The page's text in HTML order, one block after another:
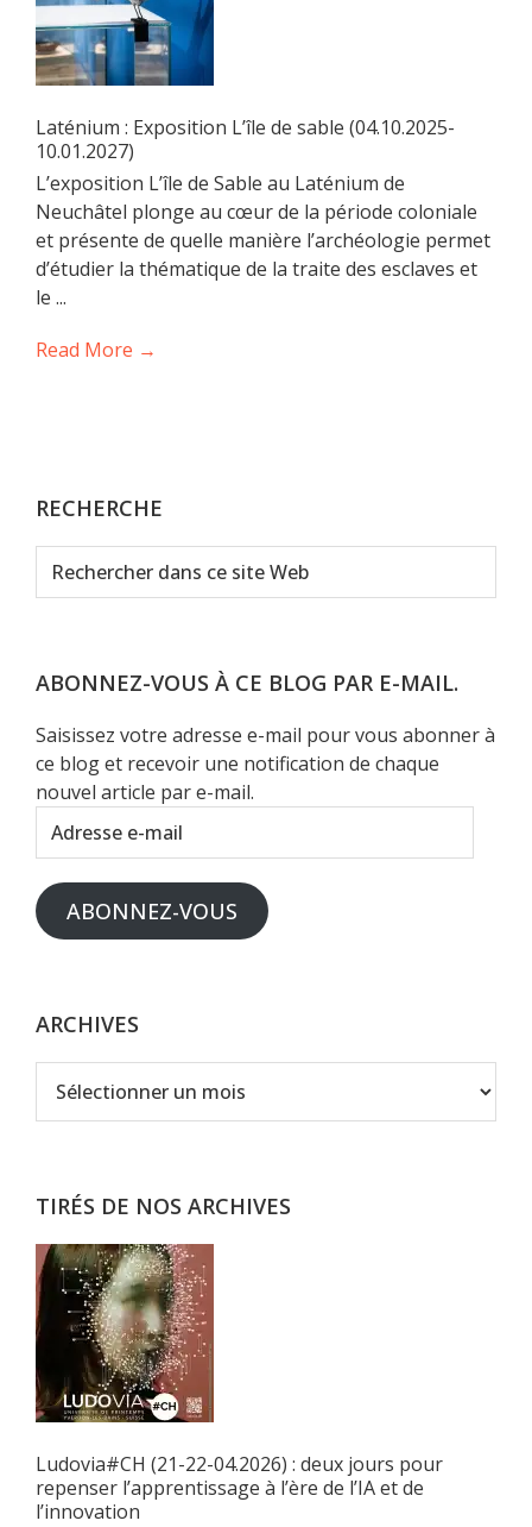
Laténium : Exposition L’île de sable (04.10.2025-
10.01.2027)
L’exposition L’île de Sable au Laténium de
Neuchâtel plonge au cœur de la période coloniale
et présente de quelle manière l’archéologie permet
d’étudier la thématique de la traite des esclaves et
le ...
Read More →
RECHERCHE
Rechercher
dans
Web
ABONNEZ-VOUS À CE BLOG PAR E-MAIL.
Saisissez votre adresse e-mail pour vous abonner à
ce blog et recevoir une notification de chaque
nouvel article par e-mail.
Adresse
e-
mail
ABONNEZ-VOUS
ARCHIVES
TIRÉS DE NOS ARCHIVES
Ludovia#CH (21-22-04.2026) : deux jours pour
repenser l’apprentissage à l’ère de l’IA et de
l’innovation